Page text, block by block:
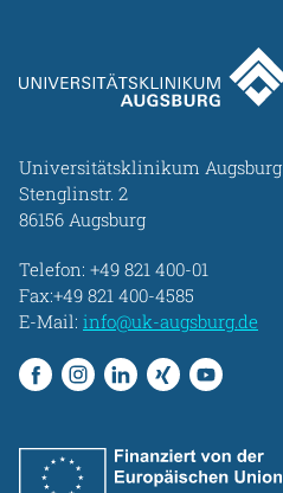
Universitätsklinikum Augsburg
Stenglinstr. 2
86156 Augsburg
Telefon: +49 821 400-01
Fax:+49 821 400-4585
E-Mail: info@uk-augsburg.de